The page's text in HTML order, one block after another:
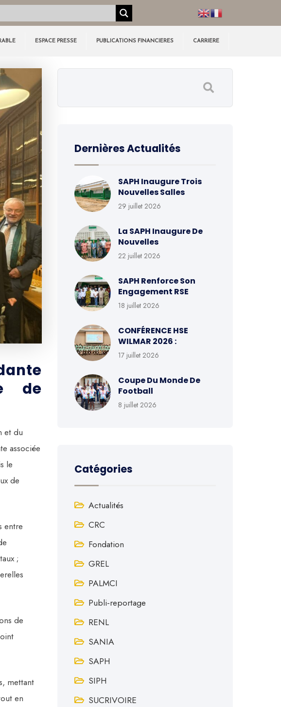
ESPACE PRESSE PUBLICATIONS FINANCIERES CARRIERE
de
et du
associée
le
de
entre
;
de
mettant
en
Dernières Actualités
SAPH Inaugure Trois
Nouvelles Salles
29 juillet 2026
La SAPH Inaugure De
Nouvelles
22 juillet 2026
SAPH Renforce Son
Engagement RSE
18 juillet 2026
CONFÉRENCE HSE
WILMAR 2026 :
17 juillet 2026
Coupe Du Monde De
Football
8 juillet 2026
Catégories
Actualités
CRC
Fondation
GREL
PALMCI
Publi-reportage
RENL
SANIA
SAPH
SIPH
SUCRIVOIRE